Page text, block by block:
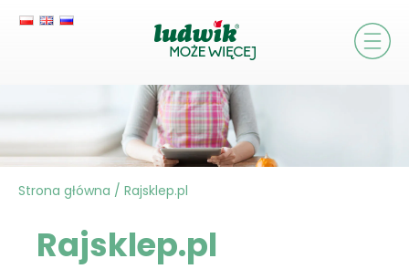
Strona główna / Rajsklep.pl
Rajsklep.pl